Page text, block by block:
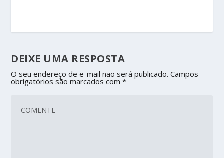
DEIXE UMA RESPOSTA
O seu endereço de e-mail não será publicado. Campos
obrigatórios são marcados com*